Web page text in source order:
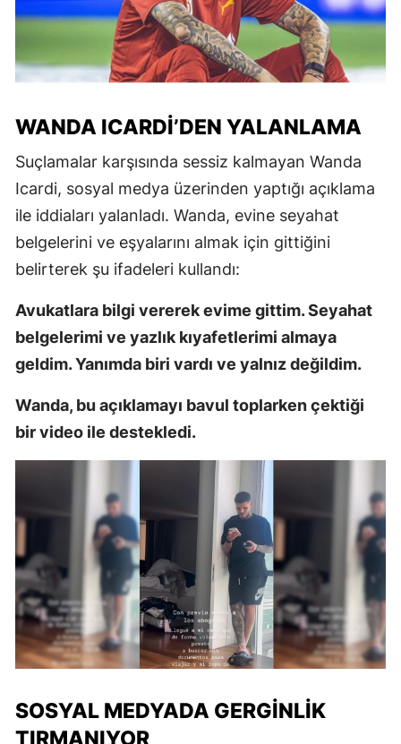
WANDA ICARDI’DEN YALANLAMA
Suçlamalar karşısında sessiz kalmayan Wanda
Icardi, sosyal medya üzerinden yaptığı açıklama
ile iddiaları yalanladı. Wanda, evine seyahat
belgelerini ve eşyalarını almak için gittiğini
belirterek şu ifadeleri kullandı:
Avukatlara bilgi vererek evime gittim. Seyahat
belgelerimi ve yazlık kıyafetlerimi almaya
geldim. Yanımda biri vardı ve yalnız değildim.
Wanda, bu açıklamayı bavul toplarken çektiği
bir video ile destekledi.
SOSYAL MEDYADA GERGINLIK
TIRMANIYOR